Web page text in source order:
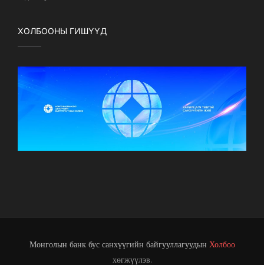
ХОЛБООНЫ ГИШҮҮД
Монголын банк бус санхүүгийн байгууллагуудын Холбоо
хөгжүүлэв.